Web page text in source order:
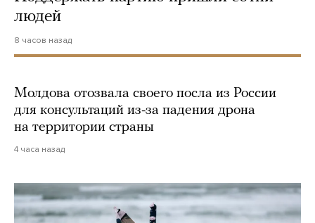
людей
8 часов назад
Молдова отозвала своего посла из России
для консультаций из-за падения дрона
на территории страны
4 часа назад